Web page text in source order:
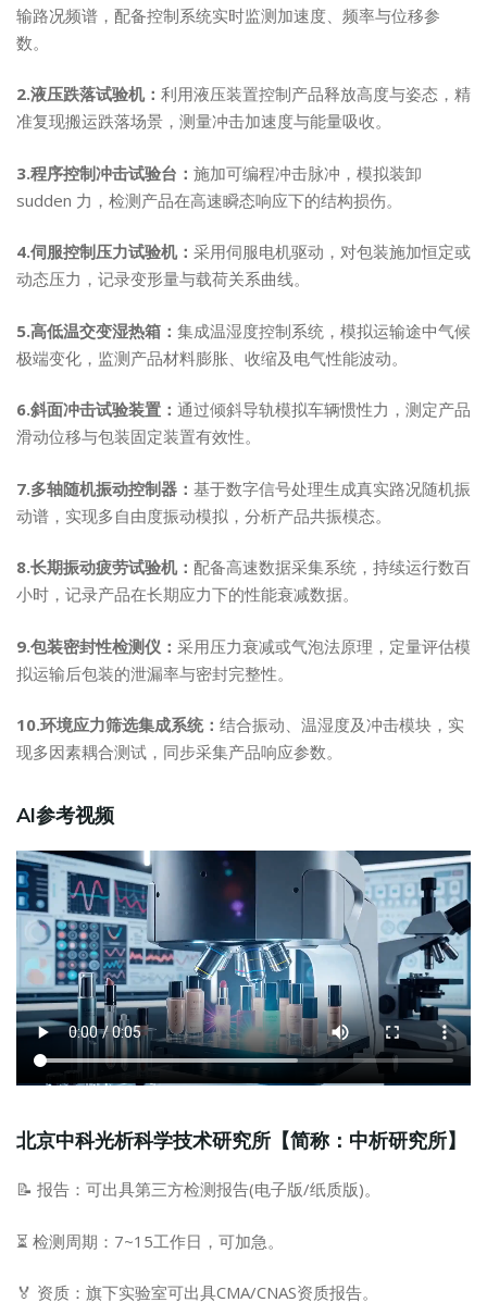
输路况频谱，配备控制系统实时监测加速度、频率与位移参
数。
2.液压跌落试验机： 利用液压装置控制产品释放高度与姿态，精
准复现搬运跌落场景，测量冲击加速度与能量吸收。
3.程序控制冲击试验台： 施加可编程冲击脉冲，模拟装卸
sudden 力，检测产品在高速瞬态响应下的结构损伤。
4.伺服控制压力试验机： 采用伺服电机驱动，对包装施加恒定或
动态压力，记录变形量与载荷关系曲线。
5.高低温交变湿热箱： 集成温湿度控制系统，模拟运输途中气候
极端变化，监测产品材料膨胀、收缩及电气性能波动。
6.斜面冲击试验装置： 通过倾斜导轨模拟车辆惯性力，测定产品
滑动位移与包装固定装置有效性。
7.多轴随机振动控制器： 基于数字信号处理生成真实路况随机振
动谱，实现多自由度振动模拟，分析产品共振模态。
8.长期振动疲劳试验机： 配备高速数据采集系统，持续运行数百
小时，记录产品在长期应力下的性能衰减数据。
9.包装密封性检测仪： 采用压力衰减或气泡法原理，定量评估模
拟运输后包装的泄漏率与密封完整性。
10.环境应力筛选集成系统： 结合振动、温湿度及冲击模块，实
现多因素耦合测试，同步采集产品响应参数。
AI参考视频
北京中科光析科学技术研究所【简称：中析研究所】
📝 报告：可出具第三方检测报告(电子版/纸质版)。
⏳ 检测周期：7~15工作日，可加急。
🏅 资质：旗下实验室可出具CMA/CNAS资质报告。